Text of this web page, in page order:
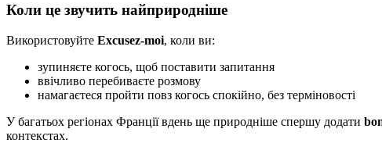
Коли це звучить найприродніше
Використовуйте Excusez-moi, коли ви:
зупиняєте когось, щоб поставити запитання
ввічливо перебиваєте розмову
намагаєтеся пройти повз когось спокійно, без терміновості
У багатьох регіонах Франції вдень ще природніше спершу додати
контекстах.